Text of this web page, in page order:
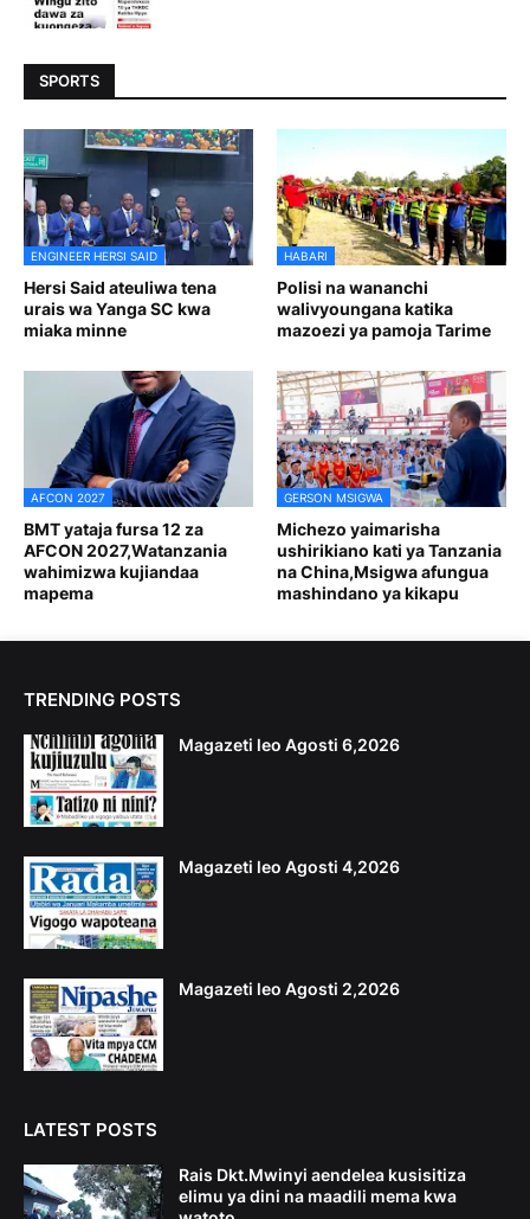
SPORTS
ENGINEER HERSI SAID
Hersi Said ateuliwa tena
urais wa Yanga SC kwa
miaka minne
HABARI
Polisi na wananchi
walivyoungana katika
mazoezi ya pamoja Tarime
AFCON 2027
BMT yataja fursa 12 za
AFCON 2027,Watanzania
wahimizwa kujiandaa
mapema
GERSON MSIGWA
Michezo yaimarisha
ushirikiano kati ya Tanzania
na China,Msigwa afungua
mashindano ya kikapu
TRENDING POSTS
Magazeti leo Agosti 6,2026
Magazeti leo Agosti 4,2026
Magazeti leo Agosti 2,2026
LATEST POSTS
Rais Dkt.Mwinyi aendelea kusisitiza
elimu ya dini na maadili mema kwa